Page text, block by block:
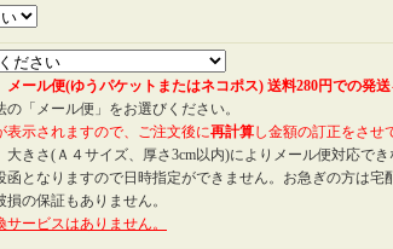
メール便(ゆうパケットまたはネコポス) 送料280円での発
「メール便」をお選びください。
示されますので、ご注文後に再計算し金額の訂正をさせ
きさ(Ａ４サイズ、厚さ3cm以内)によりメール便対応で
となりますので日時指定ができません。お急ぎの方は宅
の保証もありません。
ービスはありません。